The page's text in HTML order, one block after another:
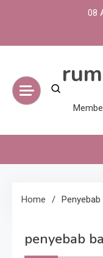
08
Home Penyebab
penyebab